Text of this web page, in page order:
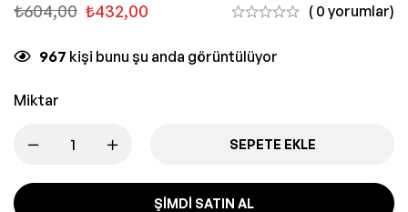
₺604,00 ₺432,00 ( 0 yorumlar)
967 kişi bunu şu anda görüntülüyor
Miktar
SEPETE EKLE
ŞIMDI SATIN AL